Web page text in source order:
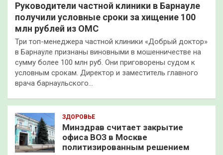
Руководители частной клиники в Барнауле
получили условные сроки за хищение 100
млн рублей из ОМС
Три топ-менеджера частной клиники «Добрый доктор»
в Барнауле признаны виновными в мошенничестве на
сумму более 100 млн руб. Они приговорены судом к
условным срокам. Директор и заместитель главного
врача барнаульского…
ЗДОРОВЬЕ
Минздрав считает закрытие
офиса ВОЗ в Москве
политизированным решением